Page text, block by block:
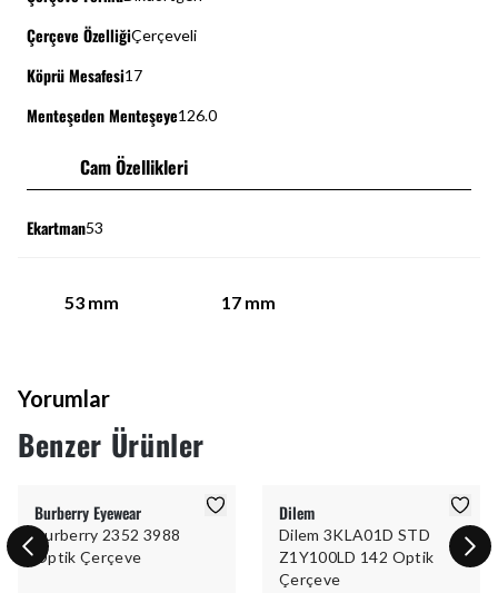
Çerçeve ÖzelliğiÇerçeveli
Köprü Mesafesi17
Menteşeden Menteşeye126.0
Cam Özellikleri
Ekartman53
53 mm 17 mm
Yorumlar
Benzer Ürünler
Burberry Eyewear
Burberry 2352 3988
Optik Çerçeve
Dilem
Dilem 3KLA01D STD
Z1Y100LD 142 Optik
Çerçeve